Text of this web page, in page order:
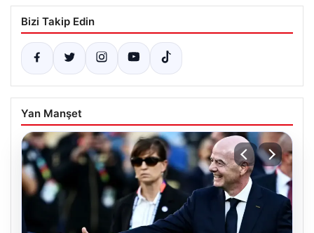
Bizi Takip Edin
Yan Manşet